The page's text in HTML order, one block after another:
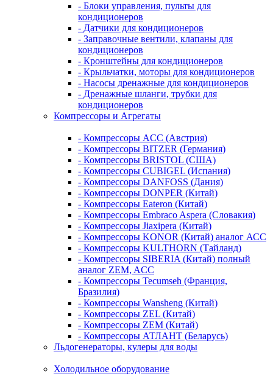
- Блоки управления, пульты для
кондиционеров
- Датчики для кондиционеров
- Заправочные вентили, клапаны для
кондиционеров
- Кронштейны для кондиционеров
- Крыльчатки, моторы для кондиционеров
- Насосы дренажные для кондиционеров
- Дренажные шланги, трубки для
кондиционеров
Компрессоры и Агрегаты
- Компрессоры ACC (Австрия)
- Компрессоры BITZER (Германия)
- Компрессоры BRISTOL (США)
- Компрессоры CUBIGEL (Испания)
- Компрессоры DANFOSS (Дания)
- Компрессоры DONPER (Китай)
- Компрессоры Eateron (Китай)
- Компрессоры Embraco Aspera (Словакия)
- Компрессоры Jiaxipera (Китай)
- Компрессоры KONOR (Китай) аналог АСС
- Компрессоры KULTHORN (Тайланд)
- Компрессоры SIBERIA (Китай) полный
аналог ZEM, ACC
- Компрессоры Tecumseh (Франция,
Бразилия)
- Компрессоры Wansheng (Китай)
- Компрессоры ZEL (Китай)
- Компрессоры ZEM (Китай)
- Компрессоры АТЛАНТ (Беларусь)
Льдогенераторы, кулеры для воды
Холодильное оборудование